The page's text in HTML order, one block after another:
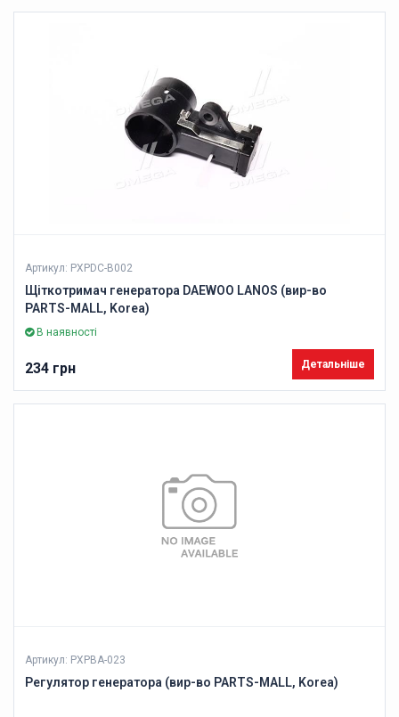
Артикул: PXPDC-B002
Щіткотримач генератора DAEWOO LANOS (вир-во
PARTS-MALL, Korea)
В наявності
234 грн Детальніше
Артикул: PXPBA-023
Регулятор генератора (вир-во PARTS-MALL, Korea)